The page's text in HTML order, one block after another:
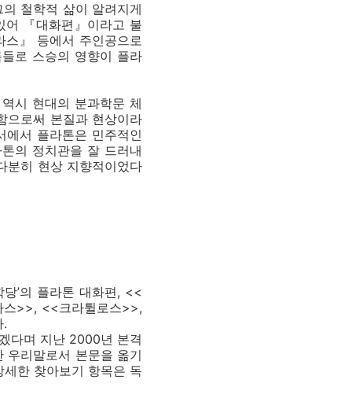
철학적 삶이 알려지게
어 『대화편』이라고 불
』 등에서 주인공으로
로 스승의 영향이 플라
시 현대의 분과학문 체
으로써 본질과 현상이라
서 플라톤은 민주적인
의 정치관을 잘 드러내
분히 현상 지향적이었다
’의 플라톤 대화편, <<
>>, <<크라튈로스>>,
.
다며 지난 2000년 본격
우리말로서 본문을 옮기
한 찾아보기 항목은 독